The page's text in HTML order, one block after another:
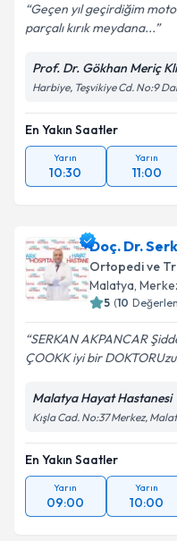
Geçen yıl geçirdiğim
parçalı kırık meydana...
Prof. Dr. Gökhan Meriç
Harbiye, Teşvikiye Cd. No:9
En Yakın Saatler
Yarın
10:30
Yarın
11:00
Doç. Dr.
Ortopedi ve
Malatya,
5 (10
SERKAN AKPANCAR
ÇOOKK iyi bir
Malatya Hayat Hastanesi
Kışla Cad. No:37 Merkez,
En Yakın Saatler
Yarın
09:00
Yarın
10:00